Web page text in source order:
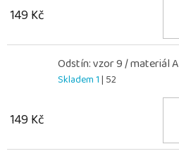
149 Kč
Odstín: vzor 9 / materiál A
Skladem 1| 52
149 Kč